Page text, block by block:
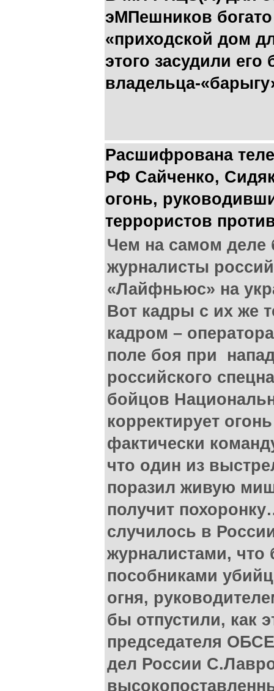
эМПешников
«приходской дом
этого засудили
владельца-
Расшифрована
РФ Сайченко,
огонь,
террористов
Чем на самом деле
журналисты
«Лайфньюс» на
Вот кадры с их же
кадром –
поле боя при
российского
бойцов
корректирует
фактически
что один из
поразил живую
получит
случилось в
журналистами,
пособниками
огня,
бы отпустили, как
председателя
дел России